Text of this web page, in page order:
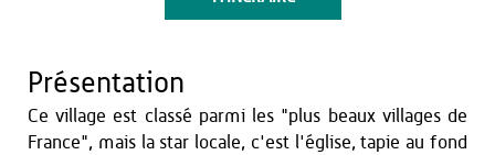
Présentation
Ce village est classé parmi les "plus beaux villages de
France", mais la star locale, c'est l'église, tapie au fond